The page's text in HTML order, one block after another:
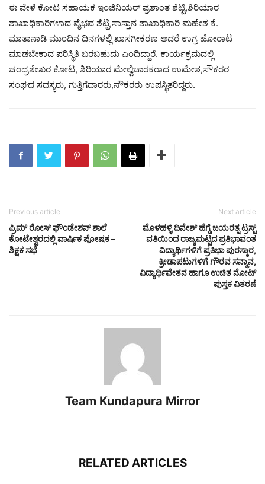
ಈ ವೇಳೆ ಕೋಟ ಸಹಾಯಕ ಇಂಜಿನಿಯರ್ ಪ್ರಶಾಂತ ಶೆಟ್ಟಿ,ಶಿರಿಯಾರ
ಶಾಖಾಧಿಕಾರಿಗಳಾದ ವೈಭವ ಶೆಟ್ಟಿ,ಸಾಸ್ತಾನ ಶಾಖಾಧಿಕಾರಿ ಮಹೇಶ ಕೆ.
ಮಾತಾನಾಡಿ ಮುಂದಿನ ದಿನಗಳಲ್ಲಿ ಖಾಸಗೀಕರಣ ಅದರೆ ಉಗ್ರ ಹೋರಾಟ
ಮಾಡಬೇಕಾದ ಪರಿಸ್ಥಿತಿ ಬರಬಹುದು ಎಂದಿದ್ದಾರೆ. ಕಾರ್ಯಕ್ರಮದಲ್ಲಿ
ಚಂದ್ರಶೇಖರ ಕೋಟ, ಶಿರಿಯಾರ ಮೇಲ್ವಿಚಾರಕರಾದ ಉಮೇಶ,ಸೌಕರರ
ಸಂಘದ ಸದಸ್ಯರು, ಗುತ್ತಿಗೆದಾರರು,ನೌಕರರು ಉಪಸ್ಥಿತರಿದ್ದರು.
Previous article
ಪ್ರಿಮ್ ರೋಸ್ ಫೌಂಡೇಶನ್ ಶಾಲೆ
ಕೋಟೇಶ್ವರದಲ್ಲಿ ವಾರ್ಷಿಕ ಪೋಷಕ –
ಶಿಕ್ಷಕ ಸಭೆ
Next article
ಮೊಳಹಳ್ಳಿ ದಿನೇಶ್ ಹೆಗ್ಡೆ ಜಯರತ್ನ ಟ್ರಸ್ಟ್
ವತಿಯಿಂದ ರಾಜ್ಯಮಟ್ಟದ ಪ್ರತಿಭಾವಂತ
ವಿದ್ಯಾರ್ಥಿಗಳಿಗೆ ಪ್ರತಿಭಾ ಪುರಸ್ಕಾರ,
ಕ್ರೀಡಾಪಟುಗಳಿಗೆ ಗೌರವ ಸನ್ಮಾನ,
ವಿದ್ಯಾರ್ಥಿವೇತನ ಹಾಗೂ ಉಚಿತ ನೋಟ್
ಪುಸ್ತಕ ವಿತರಣೆ
Team Kundapura Mirror
RELATED ARTICLES